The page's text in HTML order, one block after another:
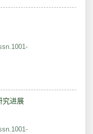
究进展